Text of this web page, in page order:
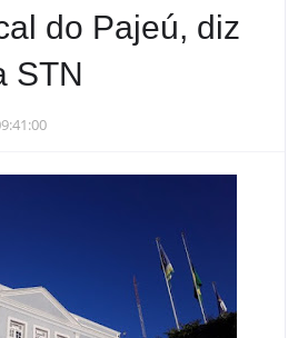
do Pajeú, diz
STN